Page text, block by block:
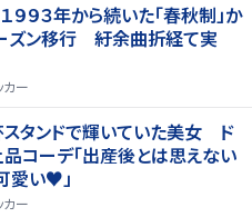
９３年から続いた「春秋制」か
ズン移行 紆余曲折経て実
カー
スタンドで輝いていた美女 ド
コーデ「出産後とは思えない
愛い♥」
カー